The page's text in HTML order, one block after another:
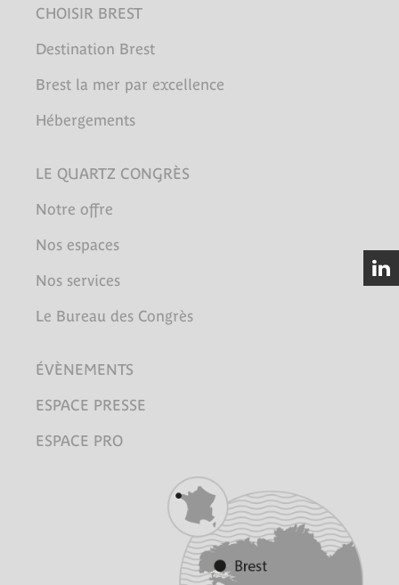
CHOISIR BREST
Destination Brest
Brest la mer par excellence
Hébergements
LE QUARTZ CONGRÈS
Notre offre
Nos espaces
Nos services
Le Bureau des Congrès
ÉVÈNEMENTS
ESPACE PRESSE
ESPACE PRO